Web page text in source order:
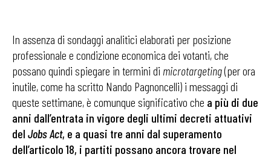
In assenza di sondaggi analitici elaborati per posizione
professionale e condizione economica dei votanti, che
possano quindi spiegare in termini di microtargeting(per ora
inutile, come ha scritto Nando Pagnoncelli) i messaggi di
queste settimane, è comunque significativo che a più di due
anni dall’entrata in vigore degli ultimi decreti attuativi
del Jobs Act, e a quasi tre anni dal superamento
dell’articolo 18, i partiti possano ancora trovare nel